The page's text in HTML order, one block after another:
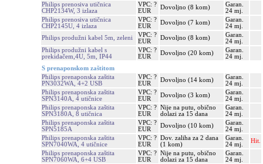
Philips prenosiva utičnica
CHP2134W, 3 izlaza
VPC: ?
EUR
Dovoljno (8 kom)
Garan.
24 mj.
Philips prenosiva utičnica
CHP2145U, 4 izlaza
VPC: ?
EUR
Dovoljno (7 kom)
Garan.
24 mj.
Philips produžni kabel 5m, zeleni
VPC: ?
EUR
Dovoljno (8 kom)
Garan.
24 mj.
Philips produžni kabel s
prekidačem,4U, 5m, IP44
VPC: ?
EUR
Dovoljno (20 kom)
Garan.
24 mj.
S prenaponskom zaštitom
Philips prenaponska zaštita
PN3032WA, 4+2 USB
VPC: ?
EUR
Dovoljno (14 kom)
Garan.
24 mj.
Philips prenaponska zaštita
SPN3140A, 4 utičnice
VPC: ?
EUR
Dovoljno (3 kom)
Garan.
24 mj.
Philips prenaponska zaštita
SPN3180A, 8 utičnica
VPC: ?
EUR
Nije na putu, obično
dolazi za 15 dana
Garan.
24 mj.
Philips prenaponska zaštita
SPN5185A
VPC: ?
EUR
Dovoljno (10 kom)
Garan.
24 mj.
Philips prenaponska zaštita
SPN7040WA, 4 utičnice
VPC: ?
EUR
Dov. zaliha za 2 dana
(1 kom)
Garan.
24 mj.
Hit.
Philips prenaponska zaštita
SPN7060WA, 6+4 USB
VPC: ?
EUR
Nije na putu, obično
dolazi za 15 dana
Garan.
24 mj.